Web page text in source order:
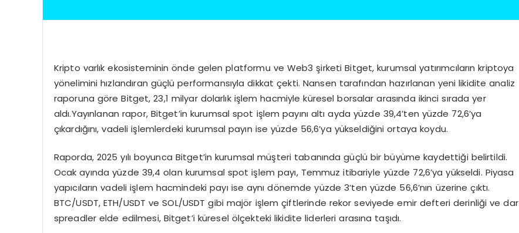
Kripto varlık ekosisteminin önde gelen platformu ve Web3 şirketi Bitget, kurumsal yatırımcıların kriptoya
yönelimini hızlandıran güçlü performansıyla dikkat çekti. Nansen tarafından hazırlanan yeni likidite analiz
raporuna göre Bitget, 23,1 milyar dolarlık işlem hacmiyle küresel borsalar arasında ikinci sırada yer
aldı.Yayınlanan rapor, Bitget’in kurumsal spot işlem payını altı ayda yüzde 39,4’ten yüzde 72,6’ya
çıkardığını, vadeli işlemlerdeki kurumsal payın ise yüzde 56,6’ya yükseldiğini ortaya koydu.
Raporda, 2025 yılı boyunca Bitget’in kurumsal müşteri tabanında güçlü bir büyüme kaydettiği belirtildi.
Ocak ayında yüzde 39,4 olan kurumsal spot işlem payı, Temmuz itibariyle yüzde 72,6’ya yükseldi. Piyasa
yapıcıların vadeli işlem hacmindeki payı ise aynı dönemde yüzde 3’ten yüzde 56,6’nın üzerine çıktı.
BTC/USDT, ETH/USDT ve SOL/USDT gibi majör işlem çiftlerinde rekor seviyede emir defteri derinliği ve dar
spreadler elde edilmesi, Bitget’i küresel ölçekteki likidite liderleri arasına taşıdı.